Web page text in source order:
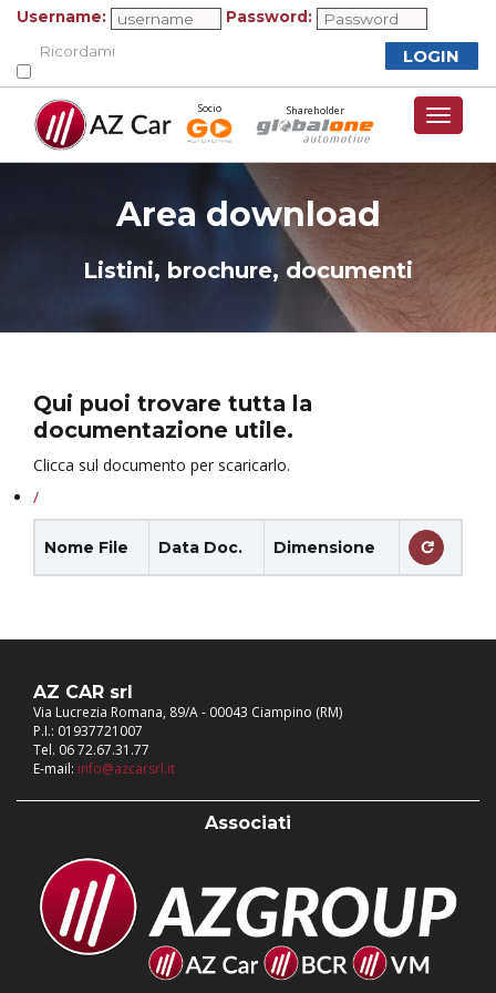
Username:
Password:
Ricordami
Socio Shareholder
Toggle
Area download
Listini, brochure, documenti
Qui puoi trovare tutta la
documentazione utile.
Clicca sul documento per scaricarlo.
/
Nome File Data Doc. Dimensione
AZ CAR srl
Via Lucrezia Romana, 89/A - 00043 Ciampino (RM)
P.I.: 01937721007
Tel. 06 72.67.31.77
E-mail: info@azcarsrl.it
Associati